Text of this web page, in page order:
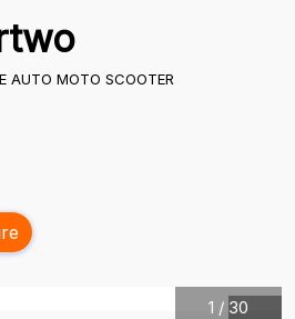
AUTO MOTO SCOOTER
1 / 30